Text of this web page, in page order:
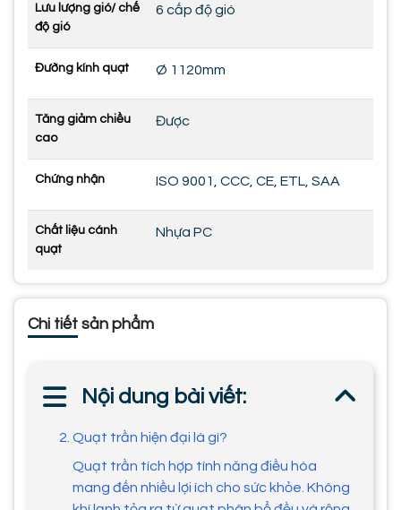
Lưu lượng gió/ chế
độ gió
6 cấp độ gió
Đường kính quạt Ø 1120mm
Tăng giảm chiều
cao
Được
Chứng nhận ISO 9001, CCC, CE, ETL, SAA
Chất liệu cánh
quạt
Nhựa PC
Chi tiết sản phẩm
Nội dung bài viết:
2. Quạt trần hiện đại là gì?
Quạt trần tích hợp tính năng điều hòa
mang đến nhiều lợi ích cho sức khỏe. Không